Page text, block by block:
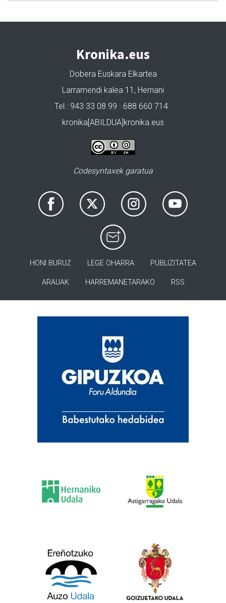
Kronika.eus
Dobera Euskara Elkartea
Larramendi kalea 11, Hernani
Tel.: 943 33 08 99 · 688 660 714 ·
kronika[ABILDUA]kronika.eus
Codesyntaxek garatua
HONI BURUZ LEGE OHARRA PUBLIZITATEA
ARAUAK HARREMANETARAKO RSS